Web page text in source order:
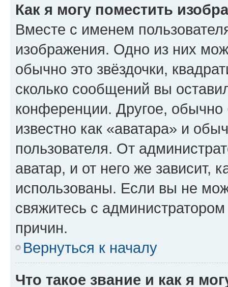
Как я могу поместить
Вместе с именем
изображения. Одно из них
обычно это звёздочки,
сколько сообщений вы
конференции. Другое,
известно как «аватара» и
пользователя. От
аватар, и от него же зависит,
использованы. Если вы не
свяжитесь с
причин.
Вернуться к началу
Что такое звание и как я